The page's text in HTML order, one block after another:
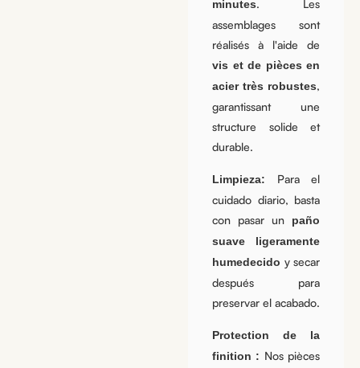
minutes. Les
assemblages sont
réalisés à l'aide de
vis et de pièces en
acier très robustes,
garantissant une
structure solide et
durable.
Limpieza: Para el
cuidado diario, basta
con pasar un paño
suave ligeramente
humedecido y secar
después para
preservar el acabado.
Protection de la
finition : Nos pièces